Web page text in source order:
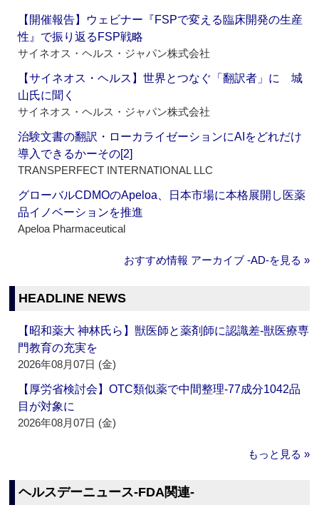
【開催報告】ウェビナー『FSPで変える臨床開発の生産
性』で振り返るFSP戦略
サイネオス・ヘルス・ジャパン株式会社
【サイネオス・ヘルス】世界とつなぐ「翻訳者」に 城
山氏に聞く
サイネオス・ヘルス・ジャパン株式会社
治験文書の翻訳・ローカライゼーションにAIをどれだけ
導入できるかーその[2]
TRANSPERFECT INTERNATIONAL LLC
グローバルCDMOのApeloa、日本市場に本格展開し医薬
品イノベーションを推進
Apeloa Pharmaceutical
おすすめ情報 アーカイブ ‐AD‐を見る »
HEADLINE NEWS
【昭和薬大 神林氏ら】獣医師と薬剤師に認識差‐獣医療専
門教育の充実を
2026年08月07日 (金)
【厚労省検討会】OTC類似薬で中間整理‐77成分1042品
目が対象に
2026年08月07日 (金)
もっと見る »
ヘルスデーニュース‐FDA関連‐